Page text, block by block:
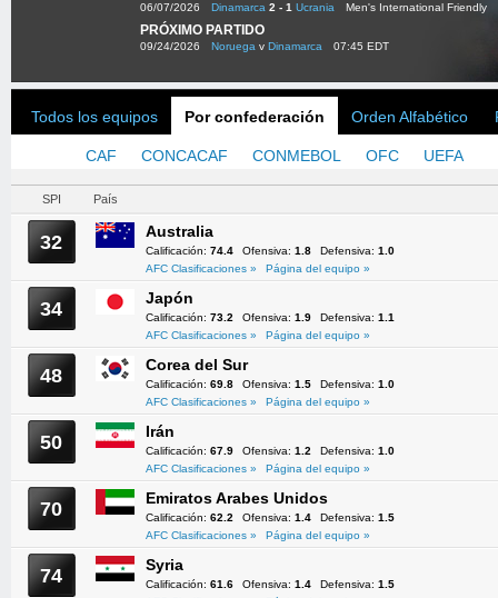
06/07/2026 Dinamarca 2 - 1 Ucrania Men's International Friendly
PRÓXIMO PARTIDO
09/24/2026 Noruega v Dinamarca 07:45 EDT
Todos los equipos Por confederación Orden Alfabético
CAF CONCACAF CONMEBOL OFC UEFA
SPI País
32 Australia
Calificación: 74.4 Ofensiva: 1.8 Defensiva: 1.0
AFC Clasificaciones »
Página del equipo »
34 Japón
Calificación: 73.2 Ofensiva: 1.9 Defensiva: 1.1
AFC Clasificaciones »
Página del equipo »
48 Corea del Sur
Calificación: 69.8 Ofensiva: 1.5 Defensiva: 1.0
AFC Clasificaciones »
Página del equipo »
50 Irán
Calificación: 67.9 Ofensiva: 1.2 Defensiva: 1.0
AFC Clasificaciones »
Página del equipo »
70 Emiratos Arabes Unidos
Calificación: 62.2 Ofensiva: 1.4 Defensiva: 1.5
AFC Clasificaciones »
Página del equipo »
74 Syria
Calificación: 61.6 Ofensiva: 1.4 Defensiva: 1.5